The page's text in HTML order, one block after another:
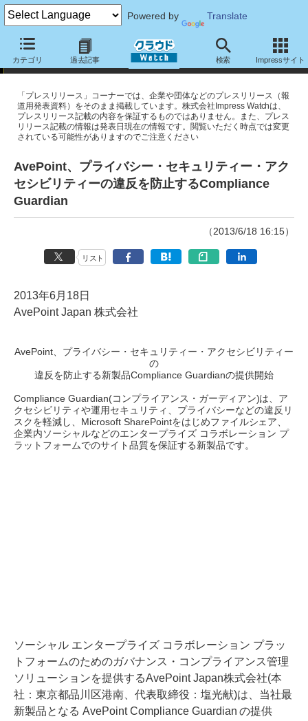
Powered by Translate
カテゴリ 過去記事 検索 Impressサイト
プレスリリース
「プレスリリース」コーナーでは、企業や団体などのプレスリリース（報
道用発表資料）をそのまま掲載しています。株式会社Impress Watchは、
プレスリリース記載の内容を保証するものではありません。また、プレス
リリース記載の情報は発表日現在の情報です。閲覧いただく時点では変更
されている可能性がありますのでご注意ください
AvePoint、プライバシー・セキュリティー・アク
セシビリティーの違反を防止するCompliance
Guardian
（2013/6/18 16:15）
リスト
2013年6月18日
AvePoint Japan 株式会社
AvePoint、プライバシー・セキュリティー・アクセシビリティー
の
違反を防止する新製品Compliance Guardianの提供開始
Compliance Guardian(コンプライアンス・ガーディアン)は、ア
クセシビリティや運用セキュリティ、プライバシーなどの違反リ
スクを軽減し、Microsoft SharePointをはじめファイルシェア、
企業内ソーシャルなどのエンタープライズ コラボレーション プ
ラットフォームでのサイト品質を保証する新製品です。
ソーシャル エンタープライズ コラボレーション プラッ
トフォームのためのガバナンス・コンプライアンス管理
ソリューションを提供するAvePoint Japan株式会社(本
社：東京都品川区港南、代表取締役：塩光献)は、当社最
新製品となる AvePoint Compliance Guardian の提供